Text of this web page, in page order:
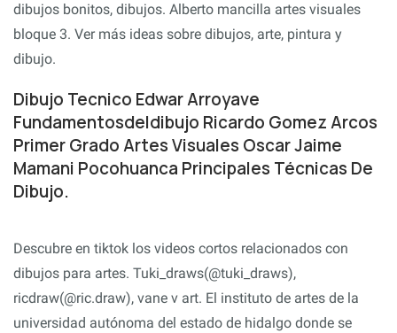
dibujos bonitos, dibujos. Alberto mancilla artes visuales
bloque 3. Ver más ideas sobre dibujos, arte, pintura y
dibujo.
Dibujo Tecnico Edwar Arroyave
Fundamentosdeldibujo Ricardo Gomez Arcos
Primer Grado Artes Visuales Oscar Jaime
Mamani Pocohuanca Principales Técnicas De
Dibujo.
Descubre en tiktok los videos cortos relacionados con
dibujos para artes. Tuki_draws(@tuki_draws),
ricdraw(@ric.draw), vane v art. El instituto de artes de la
universidad autónoma del estado de hidalgo donde se